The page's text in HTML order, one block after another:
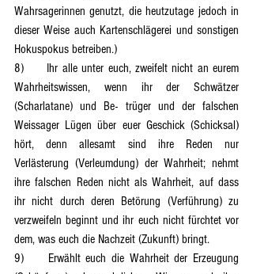
Wahrsagerinnen genutzt, die heutzutage jedoch in
dieser Weise auch Kartenschlägerei und sonstigen
Hokuspokus betreiben.)
8)	Ihr alle unter euch, zweifelt nicht an eurem
Wahrheitswissen, wenn ihr der Schwätzer
(Scharlatane) und Be- trüger und der falschen
Weissager Lügen über euer Geschick (Schicksal)
hört, denn allesamt sind ihre Reden nur
Verlästerung (Verleumdung) der Wahrheit; nehmt
ihre falschen Reden nicht als Wahrheit, auf dass
ihr nicht durch deren Betörung (Verführung) zu
verzweifeln beginnt und ihr euch nicht fürchtet vor
dem, was euch die Nachzeit (Zukunft) bringt.
9)	Erwählt euch die Wahrheit der Erzeugung